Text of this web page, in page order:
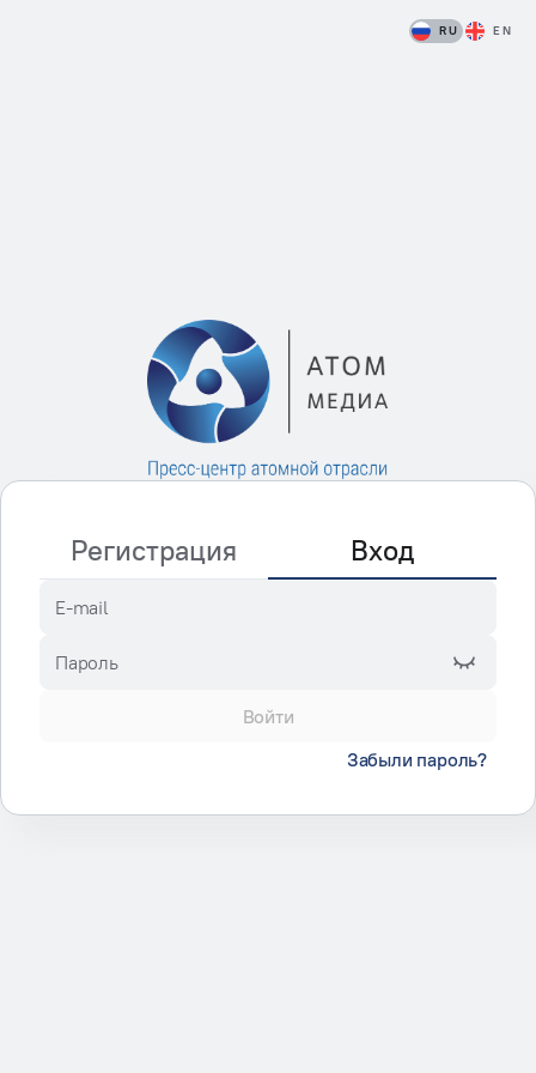
RU EN
Регистрация Вход
E-mail
Пароль
Войти
Забыли пароль?